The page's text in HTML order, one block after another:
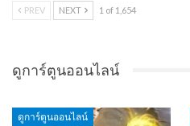
PREV NEXT 1 of 1,654
ดูการ์ตูนออนไลน์
ดูการ์ตูนออนไลน์